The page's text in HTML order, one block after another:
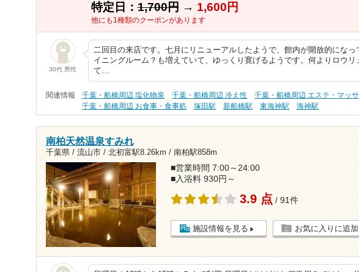
特定日：1,700円→ 1,600円
他にも1種類のクーポンがあります
30代 男性
二回目の来店です。七月にリニューアルしたようで、館内が開放的になっ
イニングルーム？も増えていて、ゆっくり寛げるようです。何よりロウリ
て…
関連情報 千葉・船橋周辺 塩化物泉 千葉・船橋周辺 冷え性
千葉・船橋周辺 エステ・マッ
千葉・船橋周辺 お食事・食事処
塚田駅 新船橋駅 東海神駅 海神駅
南柏天然温泉すみれ
千葉県 / 流山市 / 北初富駅8.26km / 南柏駅858m
■営業時間 7:00～24:00
■入浴料 930円～
3.9 点 / 91件
施設情報を見る お気に入りに追加